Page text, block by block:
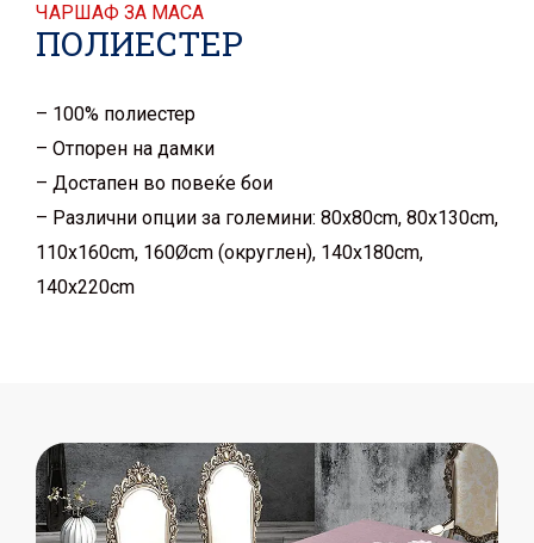
ЧАРШАФ ЗА МАСА
ПОЛИЕСТЕР
– 100% полиестер
– Отпорен на дамки
– Достапен во повеќе бои
– Различни опции за големини: 80x80cm, 80x130cm,
110x160cm, 160Øcm (округлен), 140x180cm,
140x220cm